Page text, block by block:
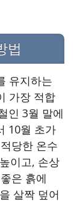
법
유지하는
가장 적합
인 3월 말에
10월 초가
당한 온수
이고, 손상
은 흙에
살짝 덮어